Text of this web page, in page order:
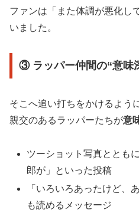
ファンは「また体調が悪化し
いました。
③ ラッパー仲間の“意味
そこへ追い打ちをかけるように
親交のあるラッパーたちが意
ツーショット写真ととも
郎が」といった投稿
「いろいろあったけど、
も読めるメッセージ